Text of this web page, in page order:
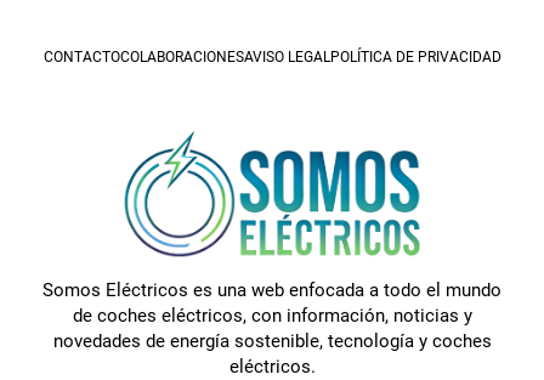
CONTACTOCOLABORACIONESAVISO LEGALPOLÍTICA DE PRIVACIDAD
Somos Eléctricos es una web enfocada a todo el mundo
de coches eléctricos, con información, noticias y
novedades de energía sostenible, tecnología y coches
eléctricos.